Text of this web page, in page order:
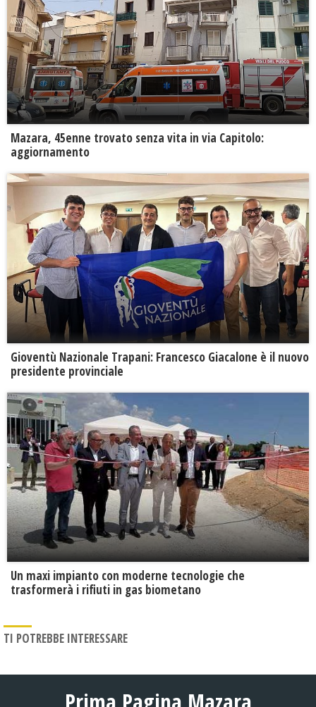
Mazara, 45enne trovato senza vita in via Capitolo:
aggiornamento
Gioventù Nazionale Trapani: Francesco Giacalone è il nuovo
presidente provinciale
Un maxi impianto con moderne tecnologie che
trasformerà i rifiuti in gas biometano
TI POTREBBE INTERESSARE